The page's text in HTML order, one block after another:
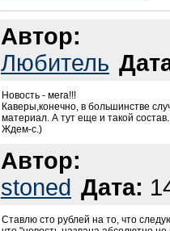
Автор:
Любитель
Новость - мега!!!
Каверы,конечно, в большинстве
материал. А тут еще и такой состав.
Ждем-с.)
Автор:
stoned Дата:
Ставлю сто рублей на то, что